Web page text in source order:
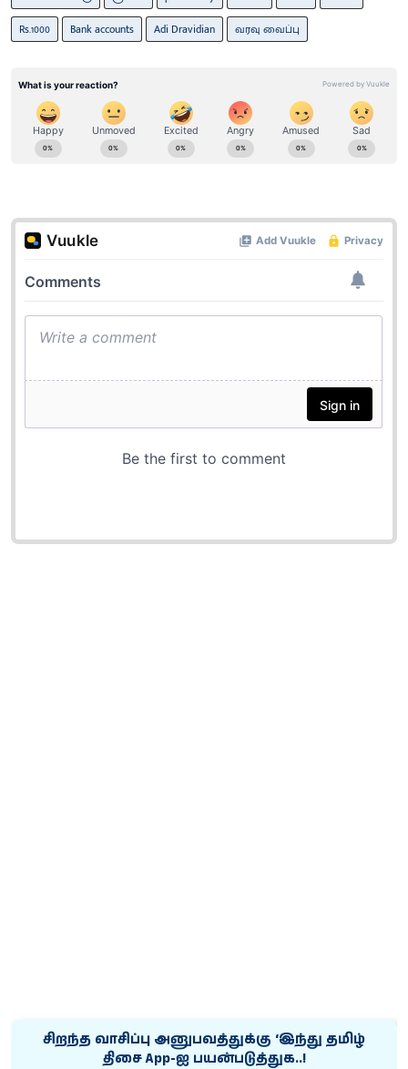
Rs.1000
Bank accounts Adi Dravidian வரவு வைப்பு
சிறந்த வாசிப்பு அனுபவத்துக்கு ‘இந்து தமிழ்
திசை App-ஐ பயன்படுத்துக..!